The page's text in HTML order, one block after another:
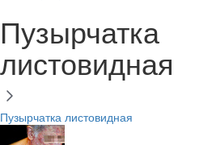
Пузырчатка
листовидная
Пузырчатка листовидная